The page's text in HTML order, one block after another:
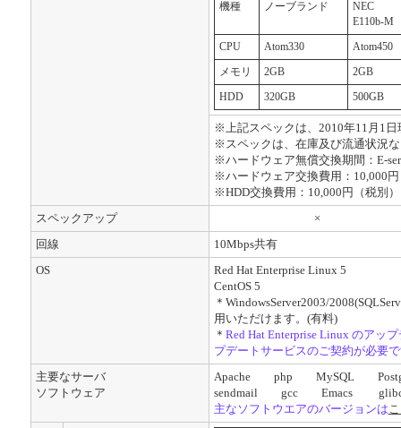
機種 ノーブランド
NEC
E110b-M
CPU Atom330 Atom450
メモリ 2GB 2GB
HDD 320GB 500GB
※上記スペックは、2010年11月1日
※スペックは、在庫及び流通状況
※ハードウェア無償交換期間：E-
※ハードウェア交換費用：10,000
※HDD交換費用：10,000円（税別）
スペックアップ ×
回線 10Mbps共有
OS
Red Hat Enterprise Linux 5
CentOS 5
＊WindowsServer2003/
用いただけます。(有料)
＊ Red Hat Enterprise Linux のアッ
プデートサービスのご契約が必要
主要なサーバ
ソフトウェア
Apache php MySQL
sendmail gcc Emacs
主なソフトウエアのバージョンは